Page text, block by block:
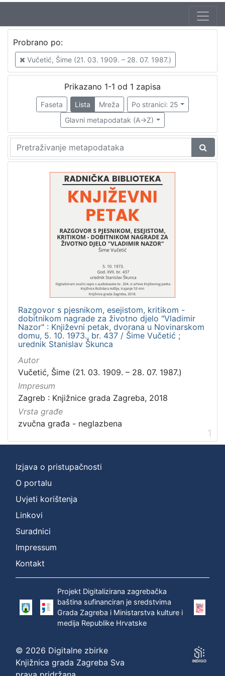
Jezik
hrvatski
cjelina
Digitalizirana zagrebačka baština
Glasovi Književnog petka
Probrano po:
Vučetić, Šime (21. 03. 1909. – 28. 07. 1987.)
Prikazano 1-1 od 1 zapisa
Faseta Lista Mreža
Po stranici: 25
Glavni metapodatak (A->Z)
Razgovor s pjesnikom, esejistom, kritikom -
dobitnikom nagrade za životno djelo "Vladimir
Nazor" : Književni petak, dvorana u Novinarskom
domu, 5. 10. 1973., br. 437 / Šime Vučetić ;
urednik Stanislav Škunca
Autor
Vučetić, Šime (21. 03. 1909. – 28. 07. 1987.)
Impresum
Zagreb : Knjižnice grada Zagreba, 2018
Vrsta građe
zvučna građa - neglazbena
1
Izjava o pristupačnosti
O portalu
Uvjeti korištenja
Linkovi
Suradnici
Impressum
Kontakt
Projekt Digitalizirana zagrebačka
baština sufinanciran je sredstvima
Grada Zagreba i Ministarstva kulture i
medija Republike Hrvatske
© 2026 Digitalne zbirke
Knjižnica grada Zagreba Sva